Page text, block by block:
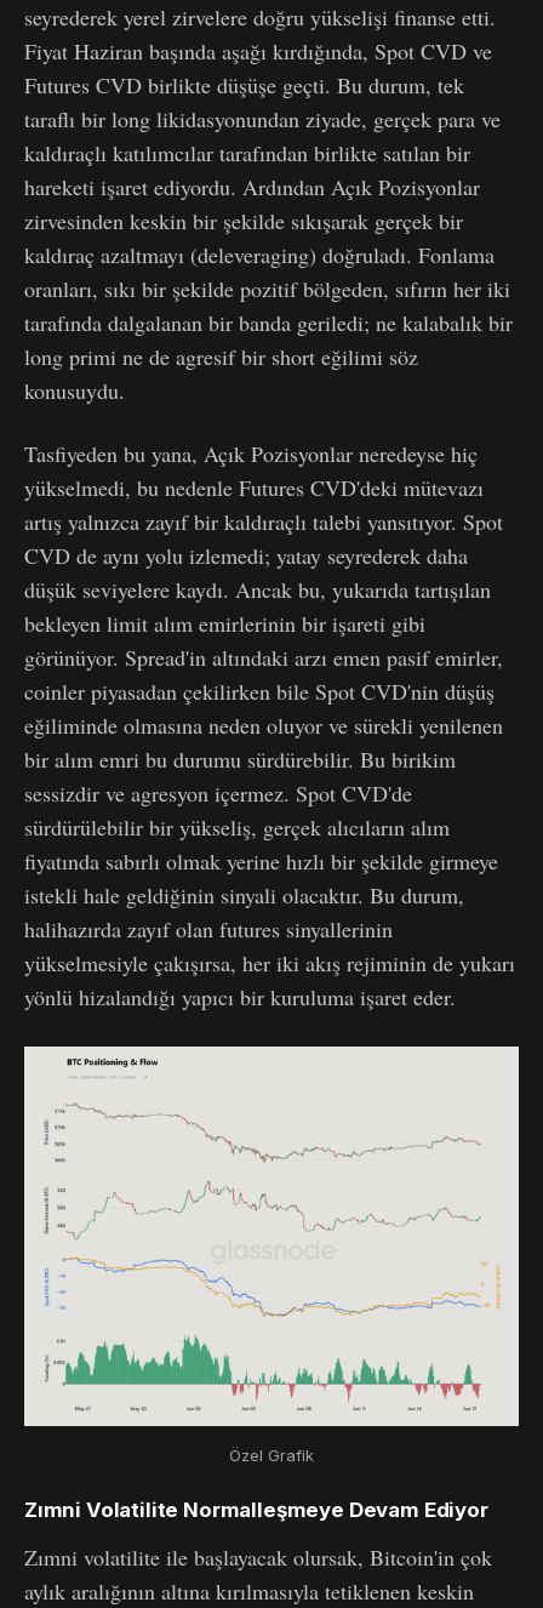
seyrederek yerel zirvelere doğru yükselişi finanse etti.
Fiyat Haziran başında aşağı kırdığında, Spot CVD ve
Futures CVD birlikte düşüşe geçti. Bu durum, tek
taraflı bir long likidasyonundan ziyade, gerçek para ve
kaldıraçlı katılımcılar tarafından birlikte satılan bir
hareketi işaret ediyordu. Ardından Açık Pozisyonlar
zirvesinden keskin bir şekilde sıkışarak gerçek bir
kaldıraç azaltmayı (deleveraging) doğruladı. Fonlama
oranları, sıkı bir şekilde pozitif bölgeden, sıfırın her iki
tarafında dalgalanan bir banda geriledi; ne kalabalık bir
long primi ne de agresif bir short eğilimi söz
konusuydu.
Tasfiyeden bu yana, Açık Pozisyonlar neredeyse hiç
yükselmedi, bu nedenle Futures CVD'deki mütevazı
artış yalnızca zayıf bir kaldıraçlı talebi yansıtıyor. Spot
CVD de aynı yolu izlemedi; yatay seyrederek daha
düşük seviyelere kaydı. Ancak bu, yukarıda tartışılan
bekleyen limit alım emirlerinin bir işareti gibi
görünüyor. Spread'in altındaki arzı emen pasif emirler,
coinler piyasadan çekilirken bile Spot CVD'nin düşüş
eğiliminde olmasına neden oluyor ve sürekli yenilenen
bir alım emri bu durumu sürdürebilir. Bu birikim
sessizdir ve agresyon içermez. Spot CVD'de
sürdürülebilir bir yükseliş, gerçek alıcıların alım
fiyatında sabırlı olmak yerine hızlı bir şekilde girmeye
istekli hale geldiğinin sinyali olacaktır. Bu durum,
halihazırda zayıf olan futures sinyallerinin
yükselmesiyle çakışırsa, her iki akış rejiminin de yukarı
yönlü hizalandığı yapıcı bir kuruluma işaret eder.
Özel Grafik
Zımni Volatilite Normalleşmeye Devam Ediyor
Zımni volatilite ile başlayacak olursak, Bitcoin'in çok
aylık aralığının altına kırılmasıyla tetiklenen keskin